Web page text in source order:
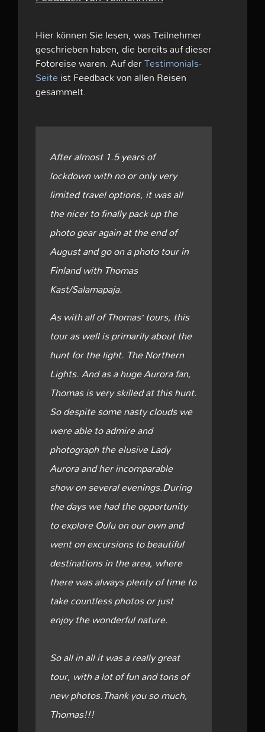
Hier können Sie lesen, was Teilnehmer
geschrieben haben, die bereits auf dieser
Fotoreise waren. Auf derTestimonials-
Seiteist Feedback von allen Reisen
gesammelt.
After almost 1.5 years of
lockdown with no or only very
limited travel options, it was all
the nicer to finally pack up the
photo gear again at the end of
August and go on a photo tour in
Finland with Thomas
Kast/Salamapaja.
As with all of Thomas’ tours, this
tour as well is primarily about the
hunt for the light. The Northern
Lights. And as a huge Aurora fan,
Thomas is very skilled at this hunt.
So despite some nasty clouds we
were able to admire and
photograph the elusive Lady
Aurora and her incomparable
show on several evenings.During
the days we had the opportunity
to explore Oulu on our own and
went on excursions to beautiful
destinations in the area, where
there was always plenty of time to
take countless photos or just
enjoy the wonderful nature.
So all in all it was a really great
tour, with a lot of fun and tons of
new photos.Thank you so much,
Thomas!!!